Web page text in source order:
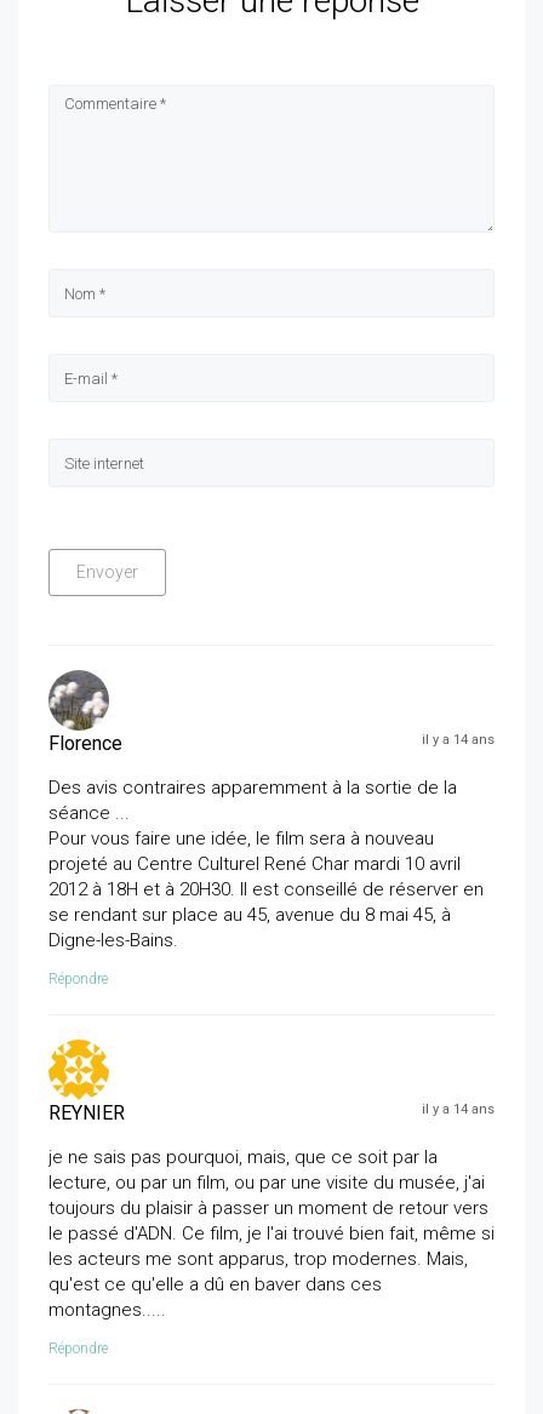
Florence il y a 14 ans
Des avis contraires apparemment à la sortie de la
séance ...
Pour vous faire une idée, le film sera à nouveau
projeté au Centre Culturel René Char mardi 10 avril
2012 à 18H et à 20H30. Il est conseillé de réserver en
se rendant sur place au 45, avenue du 8 mai 45, à
Digne-les-Bains.
Répondre
REYNIER il y a 14 ans
je ne sais pas pourquoi, mais, que ce soit par la
lecture, ou par un film, ou par une visite du musée, j'ai
toujours du plaisir à passer un moment de retour vers
le passé d'ADN. Ce film, je l'ai trouvé bien fait, même si
les acteurs me sont apparus, trop modernes. Mais,
qu'est ce qu'elle a dû en baver dans ces
montagnes.....
Répondre